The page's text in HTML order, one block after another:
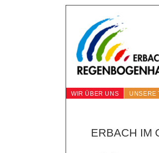
WIR ÜBER UNS UNSERE
ERBACH IM